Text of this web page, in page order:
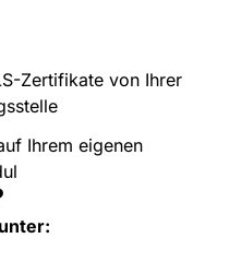
Zertifikate von Ihrer
Ihrem eigenen